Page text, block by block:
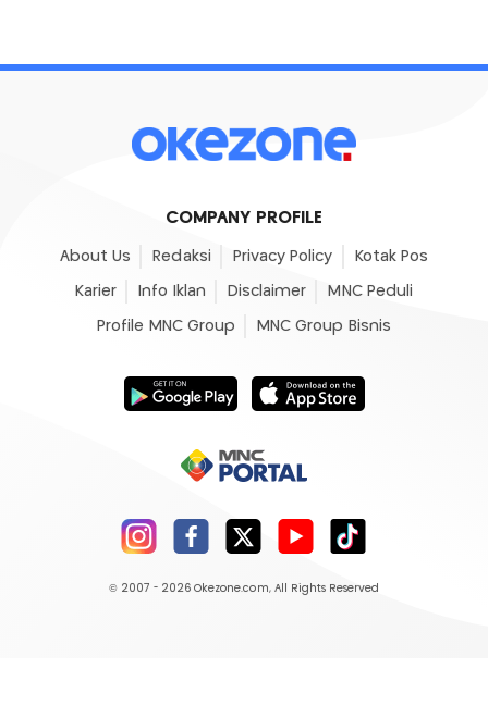
COMPANY PROFILE
About Us Redaksi Privacy Policy Kotak Pos
Karier Info Iklan Disclaimer MNC Peduli
Profile MNC Group MNC Group Bisnis
© 2007 - 2026 Okezone.com, All Rights Reserved